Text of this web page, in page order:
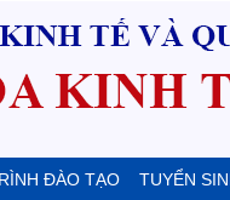
ĐÀO TẠO TUYỂN